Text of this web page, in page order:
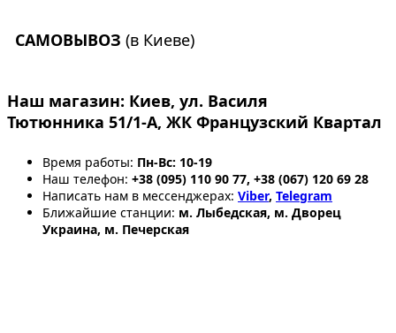
САМОВЫВОЗ (в Киеве)
Наш магазин: Киев, ул. Василя
Тютюнника 51/1-А, ЖК Французский Квартал
Время работы: Пн-Вс: 10-19
Наш телефон: +38 (095) 110 90 77, +38 (067) 120 69 28
Написать нам в мессенджерах: Viber, Telegram
Ближайшие станции: м. Лыбедская, м. Дворец
Украина, м. Печерская